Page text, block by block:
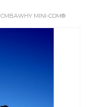
CMBAWHY MINI-COM®